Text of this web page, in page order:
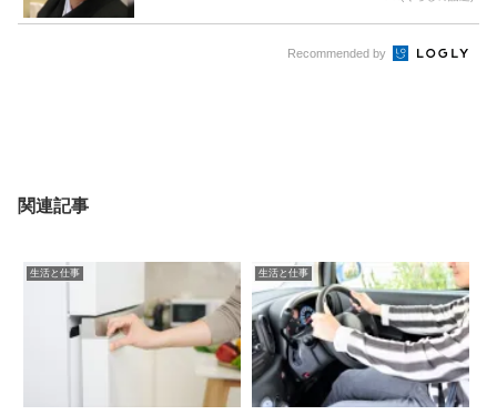
Recommended by
関連記事
生活と仕事 生活と仕事